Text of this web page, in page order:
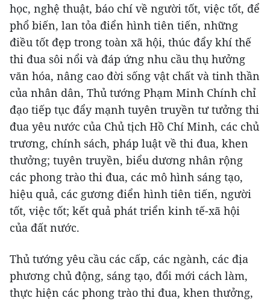
học, nghệ thuật, báo chí về người tốt, việc tốt, để
phổ biến, lan tỏa điển hình tiên tiến, những
điều tốt đẹp trong toàn xã hội, thúc đẩy khí thế
thi đua sôi nổi và đáp ứng nhu cầu thụ hưởng
văn hóa, nâng cao đời sống vật chất và tinh thần
của nhân dân, Thủ tướng Phạm Minh Chính chỉ
đạo tiếp tục đẩy mạnh tuyên truyền tư tưởng thi
đua yêu nước của Chủ tịch Hồ Chí Minh, các chủ
trương, chính sách, pháp luật về thi đua, khen
thưởng; tuyên truyền, biểu dương nhân rộng
các phong trào thi đua, các mô hình sáng tạo,
hiệu quả, các gương điển hình tiên tiến, người
tốt, việc tốt; kết quả phát triển kinh tế-xã hội
của đất nước.
Thủ tướng yêu cầu các cấp, các ngành, các địa
phương chủ động, sáng tạo, đổi mới cách làm,
thực hiện các phong trào thi đua, khen thưởng,